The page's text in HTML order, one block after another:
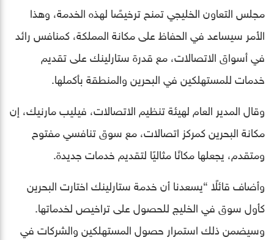
مجلس التعاون الخليجي تمنح ترخيصًا لهذه الخدمة، وهذا
الأمر سيساعد في الحفاظ على مكانة المملكة، كمنافس رائد
في أسواق الاتصالات، مع قدرة ستارلينك على تقديم
خدمات للمستهلكين في البحرين والمنطقة بأكملها.
وقال المدير العام لهيئة تنظيم الاتصالات، فيليب مارنيك، إن
مكانة البحرين كمركز اتصالات، مع سوق تنافسي مفتوح
ومتقدم، يجعلها مكانًا مثاليًا لتقديم خدمات جديدة.
وأضاف قائلًا “يسعدنا أن خدمة ستارلينك اختارت البحرين
كأول سوق في الخليج للحصول على تراخيص لخدماتها.
وسيضمن ذلك استمرار حصول المستهلكين والشركات في